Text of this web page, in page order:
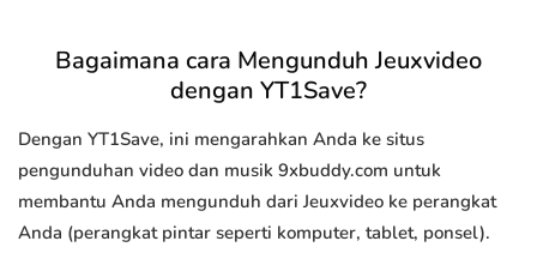
Bagaimana cara Mengunduh Jeuxvideo
dengan YT1Save?
Dengan YT1Save, ini mengarahkan Anda ke situs
pengunduhan video dan musik 9xbuddy.com untuk
membantu Anda mengunduh dari Jeuxvideo ke perangkat
Anda (perangkat pintar seperti komputer, tablet, ponsel).